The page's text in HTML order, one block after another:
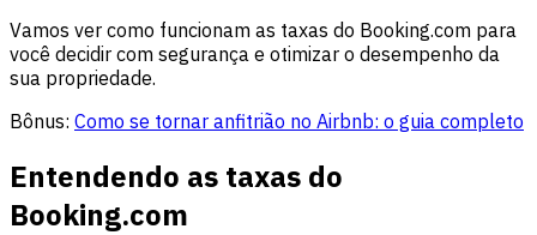
Vamos ver como funcionam as taxas do Booking.com para
você decidir com segurança e otimizar o desempenho da
sua propriedade.
Bônus: Como se tornar anfitrião no Airbnb: o guia completo
Entendendo as taxas do
Booking.com